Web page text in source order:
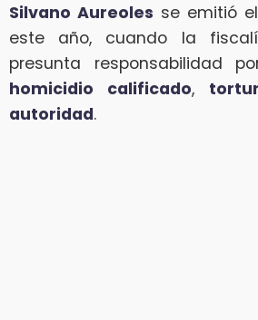
Silvano Aureoles se emitió
este año, cuando la
presunta responsabilidad
homicidio calificado,
autoridad.